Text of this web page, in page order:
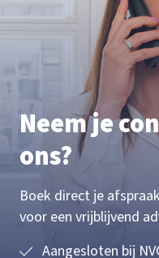
Neem je
ons?
Boek direct je
voor een vrijblijvend
Aangesloten bij